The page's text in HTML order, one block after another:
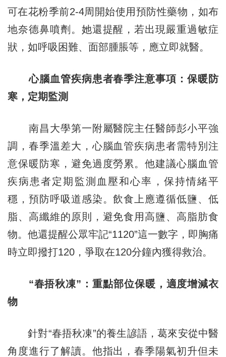
可在花粉季前2-4周開始使用預防性藥物，如布
地奈德鼻噴劑。她還提醒，若出現嚴重過敏症
狀，如呼吸困難、面部腫脹等，應立即就醫。
心腦血管疾病患者春季注意事項：保暖防
寒，定期監測
南昌大學第一附屬醫院主任醫師彭小平強
調，春季溫差大，心腦血管疾病患者需特別注
意保暖防寒，避免過度勞累。他建議心腦血管
疾病患者定期監測血壓和心率，保持情緒平
穩，預防呼吸道感染。飲食上應遵循低鹽、低
脂、高纖維的原則，避免食用高鹽、高脂肪食
物。他還提醒公眾牢記“1120”這一數字，即胸痛
時立即撥打120，爭取在120分鐘內獲得救治。
“春捂秋凍”：重點部位保暖，適度增減衣
物
針對“春捂秋凍”的養生諺語，葛來安從中醫
角度進行了解讀。他指出，春季陽氣初升但未